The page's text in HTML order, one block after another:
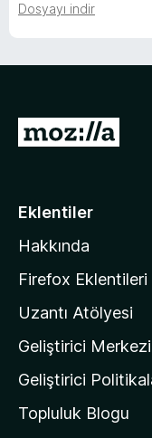
Dosyayı indir
M
i
l
a
n
ı
n
n
Eklentiler
Hakkında
Firefox Eklentileri
Uzantı Atölyesi
Geliştirici Merkezi
Geliştirici
Topluluk Blogu